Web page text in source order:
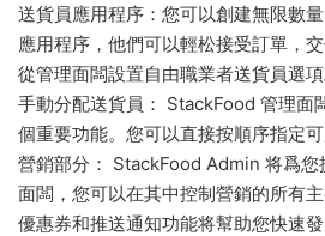
送貨員應用程序：您可以創建無限數
應用程序，他們可以輕松接受訂單，
從管理面闆設置自由職業者送貨員選項
手動分配送貨員： StackFood 管理面
個重要功能。您可以直接按順序指定可
營銷部分： StackFood Admin 将爲您
面闆，您可以在其中控制營銷的所有主
優惠券和推送通知功能将幫助您快速發